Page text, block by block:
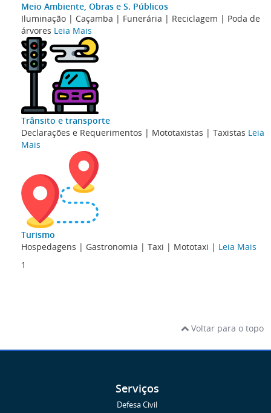
Meio Ambiente, Obras e S. Públicos
Iluminação | Caçamba | Funerária | Reciclagem | Poda de
árvores Leia Mais
Trânsito e transporte
Declarações e Requerimentos | Mototaxistas | Taxistas Leia
Mais
Turismo
Hospedagens | Gastronomia | Taxi | Mototaxi | Leia Mais
1
Voltar para o topo
Serviços
Defesa Civil